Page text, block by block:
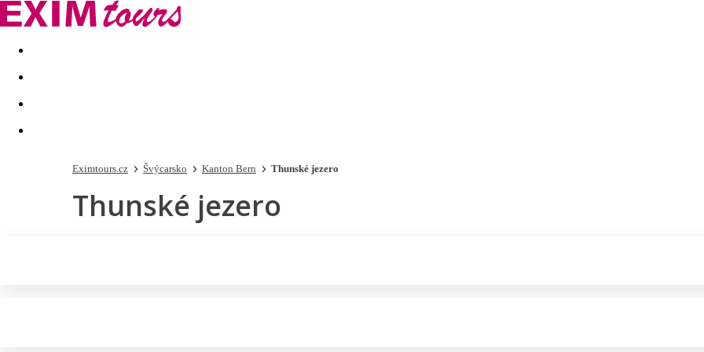
Akční nabídky Last minute
Eximtours.cz Švýcarsko Kanton Bern Thunské jezero
Thunské jezero